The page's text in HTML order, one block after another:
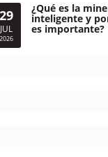
29
JUL
2026
¿Qué es la
inteligente y
es importante?